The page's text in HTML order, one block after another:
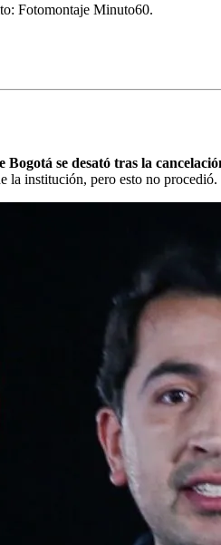
Fotomontaje Minuto60.
se desató tras la
la institución, pero esto no procedió.